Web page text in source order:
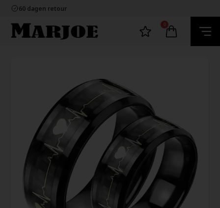
60 dagen retour
Ecommerce Europe
100% nikkelvrij sieraden
60 dagen retour
0